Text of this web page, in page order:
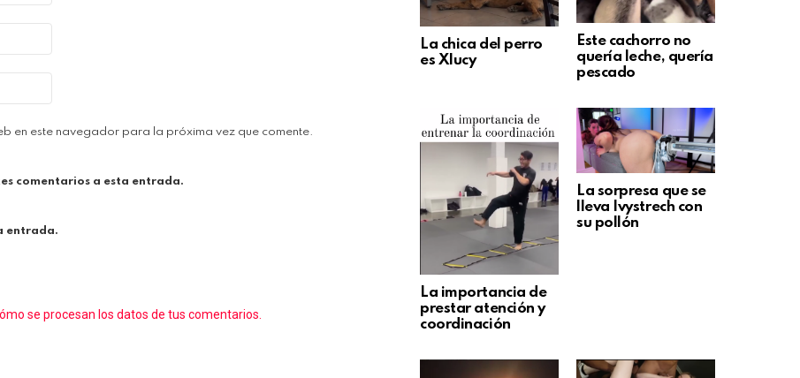
en este navegador para la próxima vez que comente.
comentarios a esta entrada.
entrada.
se procesan los datos de tus comentarios.
La chica del perro
es Xlucy
Este cachorro no
quería leche, quería
pescado
La importancia de
prestar atención y
coordinación
La sorpresa que se
lleva Ivystrech con
su pollón